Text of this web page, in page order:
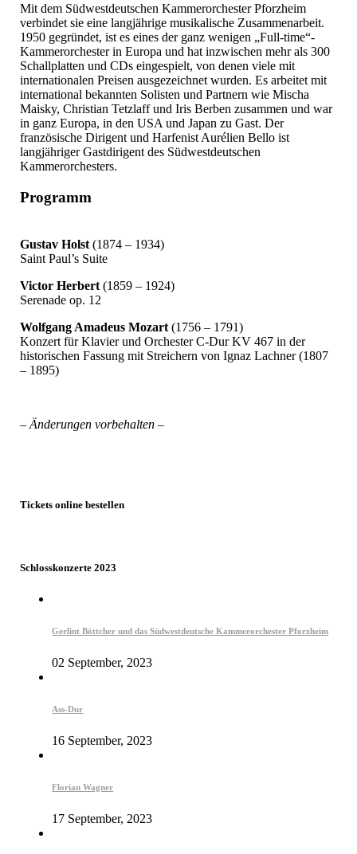
Mit dem Südwestdeutschen Kammerorchester Pforzheim
verbindet sie eine langjährige musikalische Zusammenarbeit.
1950 gegründet, ist es eines der ganz wenigen „Full-time“-
Kammerorchester in Europa und hat inzwischen mehr als 300
Schallplatten und CDs eingespielt, von denen viele mit
internationalen Preisen ausgezeichnet wurden. Es arbeitet mit
international bekannten Solisten und Partnern wie Mischa
Maisky, Christian Tetzlaff und Iris Berben zusammen und war
in ganz Europa, in den USA und Japan zu Gast. Der
französische Dirigent und Harfenist Aurélien Bello ist
langjähriger Gastdirigent des Südwestdeutschen
Kammerorchesters.
Programm
Gustav Holst(1874 – 1934)
Saint Paul’s Suite
Victor Herbert(1859 – 1924)
Serenade op. 12
Wolfgang Amadeus Mozart(1756 – 1791)
Konzert für Klavier und Orchester C-Dur KV 467 in der
historischen Fassung mit Streichern von Ignaz Lachner (1807
– 1895)
– Änderungen vorbehalten –
Tickets online bestellen
Schlosskonzerte 2023
Gerlint Böttcher und das Südwestdeutsche Kammerorchester Pforzheim
02 September, 2023
Ass-Dur
16 September, 2023
Florian Wagner
17 September, 2023